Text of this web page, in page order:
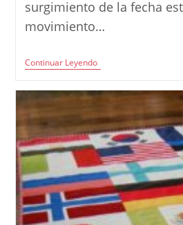
surgimiento de la fecha
movimiento…
Continuar LeyendoDía
Internacional
La
–
8
De
Marzo